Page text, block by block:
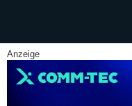
Anzeige